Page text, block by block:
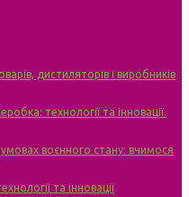
дистиляторів і виробників
технології та інновації.
воєнного стану: вчимося
та інновації